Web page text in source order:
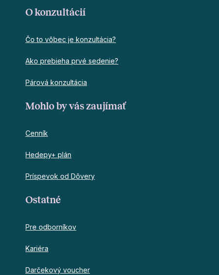
O konzultácií
Čo to vôbec je konzultácia?
Ako prebieha prvé sedenie?
Párová konzultácia
Mohlo by vás zaujímať
Cenník
Hedepy+ plán
Príspevok od Dôvery
Ostatné
Pre odborníkov
Kariéra
Darčekový voucher